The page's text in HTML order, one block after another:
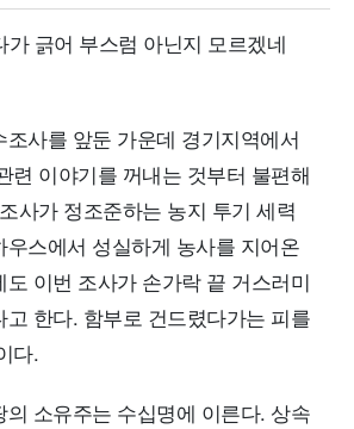
가 긁어 부스럼 아닌지 모르겠네
사를 앞둔 가운데 경기지역에서
련 이야기를 꺼내는 것부터 불편해
사가 정조준하는 농지 투기 세력
우스에서 성실하게 농사를 지어온
이번 조사가 손가락 끝 거스러미
고 한다. 함부로 건드렸다가는 피를
다.
의 소유주는 수십명에 이른다. 상속